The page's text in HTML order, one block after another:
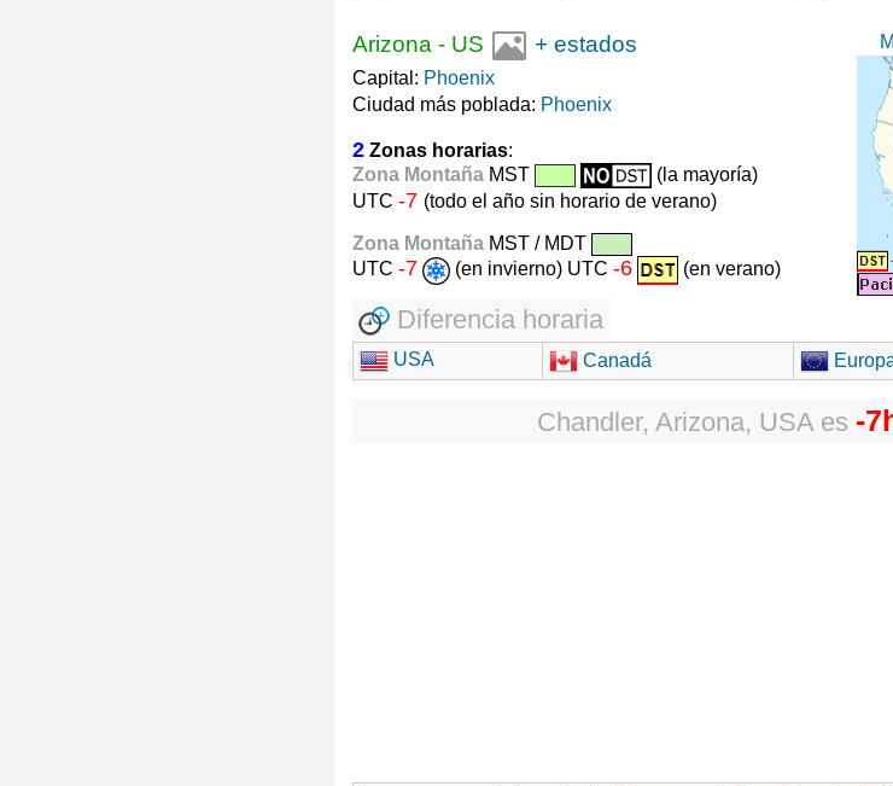
Arizona - US + estados
Capital: Phoenix
Ciudad más poblada: Phoenix
2 Zonas horarias:
Zona Montaña MST
(la mayoría)
UTC -7 (todo el año sin horario de verano)
Zona Montaña MST / MDT
UTC -7 (en invierno) UTC -6 (en verano)
Diferencia horaria
USA Canadá
Chandler, Arizona, USAes -